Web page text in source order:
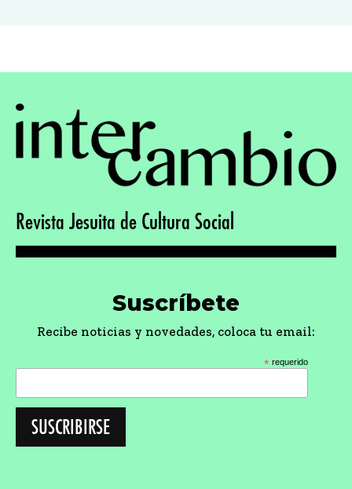
Revista Jesuita de Cultura Social
Suscríbete
Recibe noticias y novedades, coloca tu email:
* requerido